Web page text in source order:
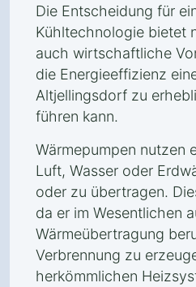
Die Entscheidung für
Kühltechnologie bietet
auch wirtschaftliche
die Energieeffizienz
Altjellingsdorf zu
führen kann.
Wärmepumpen nutzen
Luft, Wasser oder
oder zu übertragen.
da er im Wesentlichen
Wärmeübertragung
Verbrennung zu
herkömmlichen